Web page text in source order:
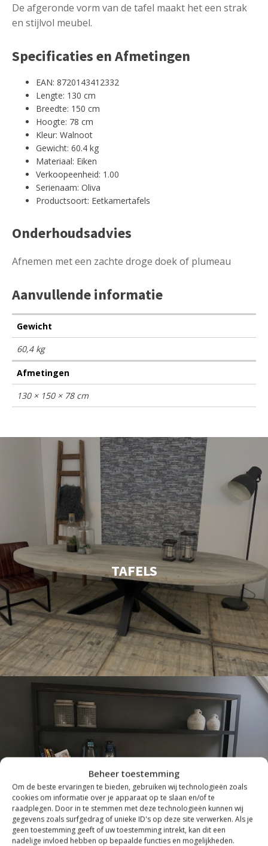
Beheer toestemming
Om de beste ervaringen te bieden, gebruiken wij technologieën zoals
cookies om informatie over je apparaat op te slaan en/of te
raadplegen. Door in te stemmen met deze technologieën kunnen wij
gegevens zoals surfgedrag of unieke ID's op deze site verwerken. Als je
geen toestemming geeft of uw toestemming intrekt, kan dit een
nadelige invloed hebben op bepaalde functies en mogelijkheden.
De afgeronde vorm van de tafel maakt het een strak
en stijlvol meubel.
Specificaties en Afmetingen
EAN: 8720143412332
Lengte: 130 cm
Breedte: 150 cm
Hoogte: 78 cm
Kleur: Walnoot
Gewicht: 60.4 kg
Materiaal: Eiken
Verkoopeenheid: 1.00
Serienaam: Oliva
Productsoort: Eetkamertafels
Onderhoudsadvies
Afnemen met een zachte droge doek of plumeau
Aanvullende informatie
Gewicht
60,4 kg
Afmetingen
130 × 150 × 78 cm
TAFELS
INDUSTRIEEL